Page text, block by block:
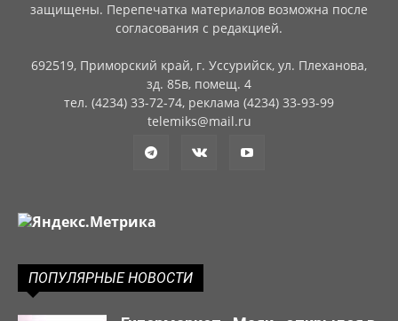
защищены. Перепечатка материалов возможна после
согласования с редакцией.
692519, Приморский край, г. Уссурийск, ул. Плеханова,
зд. 85в, помещ. 4
тел. (4234) 33-72-74, реклама (4234) 33-93-99
telemiks@mail.ru
ПОПУЛЯРНЫЕ НОВОСТИ